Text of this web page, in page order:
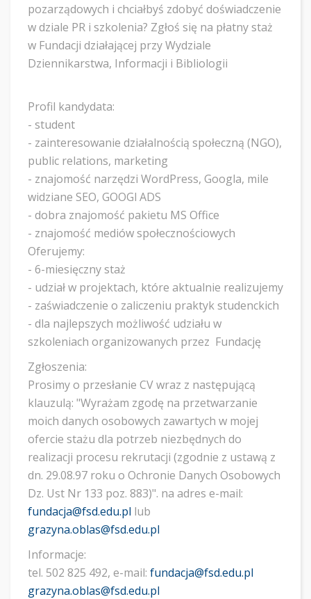
pozarządowych i chciałbyś zdobyć doświadczenie
w dziale PR i szkolenia? Zgłoś się na płatny staż
w Fundacji działającej przy Wydziale
Dziennikarstwa, Informacji i Bibliologii
Profil kandydata:
- student
- zainteresowanie działalnością społeczną (NGO),
public relations, marketing
- znajomość narzędzi WordPress, Googla, mile
widziane SEO, GOOGl ADS
- dobra znajomość pakietu MS Office
- znajomość mediów społecznościowych
Oferujemy:
- 6-miesięczny staż
- udział w projektach, które aktualnie realizujemy
- zaświadczenie o zaliczeniu praktyk studenckich
- dla najlepszych możliwość udziału w
szkoleniach organizowanych przez Fundację
Zgłoszenia:
Prosimy o przesłanie CV wraz z następującą
klauzulą: "Wyrażam zgodę na przetwarzanie
moich danych osobowych zawartych w mojej
ofercie stażu dla potrzeb niezbędnych do
realizacji procesu rekrutacji (zgodnie z ustawą z
dn. 29.08.97 roku o Ochronie Danych Osobowych
Dz. Ust Nr 133 poz. 883)". na adres e-mail:
fundacja@fsd.edu.pl lub
grazyna.oblas@fsd.edu.pl
Informacje:
tel. 502 825 492, e-mail: fundacja@fsd.edu.pl
grazyna.oblas@fsd.edu.pl